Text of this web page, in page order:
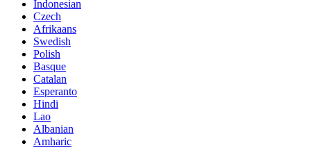
Indonesian
Czech
Afrikaans
Swedish
Polish
Basque
Catalan
Esperanto
Hindi
Lao
Albanian
Amharic